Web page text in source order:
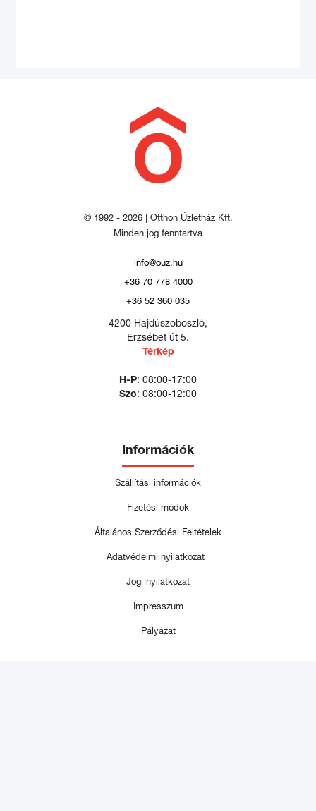
© 1992 - 2026 | Otthon Üzletház Kft.
Minden jog fenntartva
info@ouz.hu
+36 70 778 4000
+36 52 360 035
4200 Hajdúszoboszló,
Erzsébet út 5.
Térkép
H-P: 08:00-17:00
Szo: 08:00-12:00
Információk
Szállítási információk
Fizetési módok
Általános Szerződési Feltételek
Adatvédelmi nyilatkozat
Jogi nyilatkozat
Impresszum
Pályázat